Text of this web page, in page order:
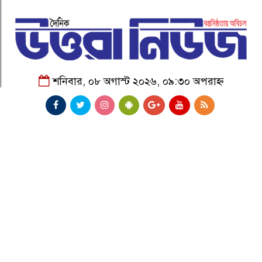
শনিবার, ০৮ অগাস্ট ২০২৬, ০৯:৩০ অপরাহ্ন